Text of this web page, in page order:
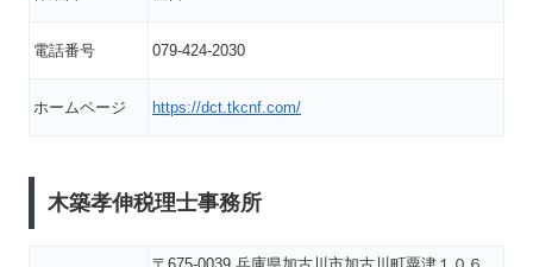
電話番号 079-424-2030
ホームページ https://dct.tkcnf.com/
木築孝伸税理士事務所